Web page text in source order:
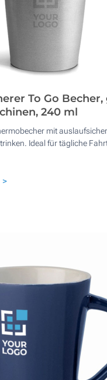
To Go
240 ml
mit
Ideal für tägliche